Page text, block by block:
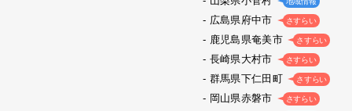
広島県府中市 さすらい
鹿児島県奄美市 さすらい
長崎県大村市 さすらい
群馬県下仁田町 さすらい
岡山県赤磐市 さすらい